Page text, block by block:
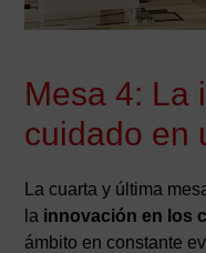
Mesa 4: La
cuidado en
La cuarta y última
la innovación en los
ámbito en constante